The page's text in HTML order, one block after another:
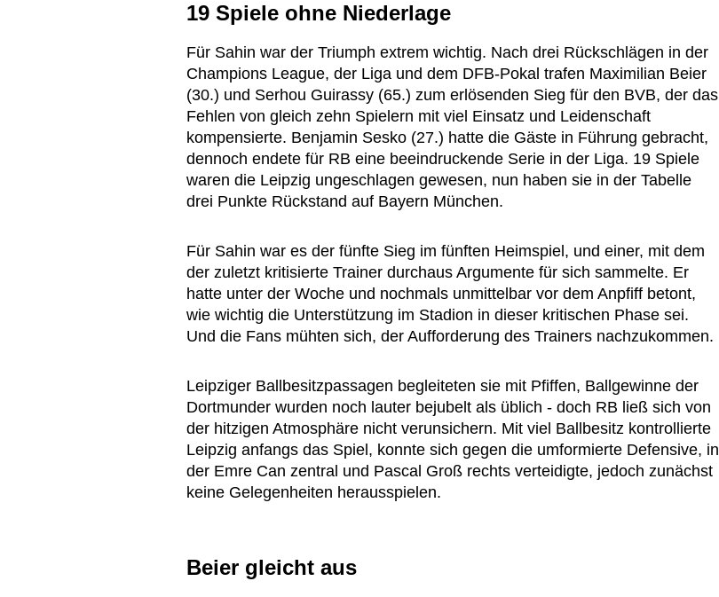
19 Spiele ohne Niederlage
Für Sahin war der Triumph extrem wichtig. Nach drei Rückschlägen in der
Champions League, der Liga und dem DFB-Pokal trafen Maximilian Beier
(30.) und Serhou Guirassy (65.) zum erlösenden Sieg für den BVB, der das
Fehlen von gleich zehn Spielern mit viel Einsatz und Leidenschaft
kompensierte. Benjamin Sesko (27.) hatte die Gäste in Führung gebracht,
dennoch endete für RB eine beeindruckende Serie in der Liga. 19 Spiele
waren die Leipzig ungeschlagen gewesen, nun haben sie in der Tabelle
drei Punkte Rückstand auf Bayern München.
Für Sahin war es der fünfte Sieg im fünften Heimspiel, und einer, mit dem
der zuletzt kritisierte Trainer durchaus Argumente für sich sammelte. Er
hatte unter der Woche und nochmals unmittelbar vor dem Anpfiff betont,
wie wichtig die Unterstützung im Stadion in dieser kritischen Phase sei.
Und die Fans mühten sich, der Aufforderung des Trainers nachzukommen.
Leipziger Ballbesitzpassagen begleiteten sie mit Pfiffen, Ballgewinne der
Dortmunder wurden noch lauter bejubelt als üblich - doch RB ließ sich von
der hitzigen Atmosphäre nicht verunsichern. Mit viel Ballbesitz kontrollierte
Leipzig anfangs das Spiel, konnte sich gegen die umformierte Defensive, in
der Emre Can zentral und Pascal Groß rechts verteidigte, jedoch zunächst
keine Gelegenheiten herausspielen.
Beier gleicht aus